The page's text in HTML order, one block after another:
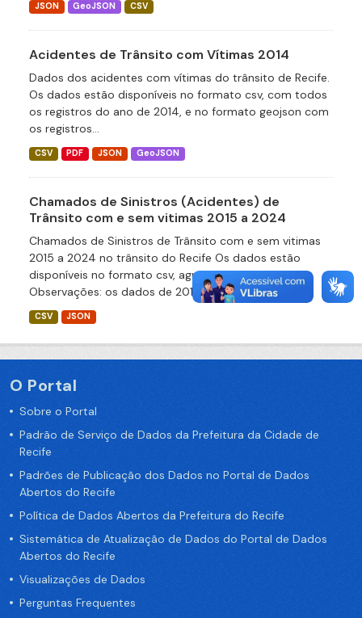
JSON GeoJSON CSV
Acidentes de Trânsito com Vítimas 2014
Dados dos acidentes com vítimas do trânsito de Recife.
Os dados estão disponíveis no formato csv, com todos
os registros do ano de 2014, e no formato geojson com
os registros...
CSV PDF JSON GeoJSON
Chamados de Sinistros (Acidentes) de
Trânsito com e sem vitimas 2015 a 2024
Chamados de Sinistros de Trânsito com e sem vitimas
2015 a 2024 no trânsito do Recife Os dados estão
disponíveis no formato csv, agrupados por ano.
Observações: os dados de 2015...
CSV JSON
O Portal
Sobre o Portal
Padrão de Serviço de Dados da Prefeitura da Cidade de
Recife
Padrões de Publicação dos Dados no Portal de Dados
Abertos do Recife
Política de Dados Abertos da Prefeitura do Recife
Sistemática de Atualização de Dados do Portal de Dados
Abertos do Recife
Visualizações de Dados
Perguntas Frequentes